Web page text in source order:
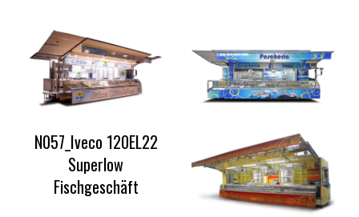
N057_Iveco 120EL22
Superlow
Fischgeschäft